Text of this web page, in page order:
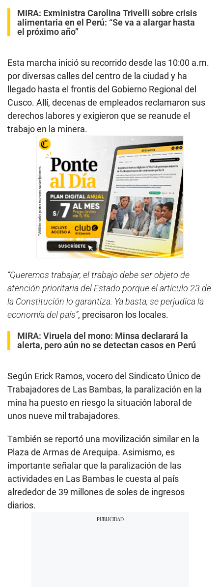
MIRA: Exministra Carolina Trivelli sobre crisis
alimentaria en el Perú: “Se va a alargar hasta
el próximo año”
Esta marcha inició su recorrido desde las 10:00 a.m.
por diversas calles del centro de la ciudad y ha
llegado hasta el frontis del Gobierno Regional del
Cusco. Allí, decenas de empleados reclamaron sus
derechos labores y exigieron que se reanude el
trabajo en la minera.
“Queremos trabajar, el trabajo debe ser objeto de
atención prioritaria del Estado porque el artículo 23 de
la Constitución lo garantiza. Ya basta, se perjudica la
economía del país”, precisaron los locales.
MIRA: Viruela del mono: Minsa declarará la
alerta, pero aún no se detectan casos en Perú
Según Erick Ramos, vocero del Sindicato Único de
Trabajadores de Las Bambas, la paralización en la
mina ha puesto en riesgo la situación laboral de
unos nueve mil trabajadores.
También se reportó una movilización similar en la
Plaza de Armas de Arequipa. Asimismo, es
importante señalar que la paralización de las
actividades en Las Bambas le cuesta al país
alrededor de 39 millones de soles de ingresos
diarios.